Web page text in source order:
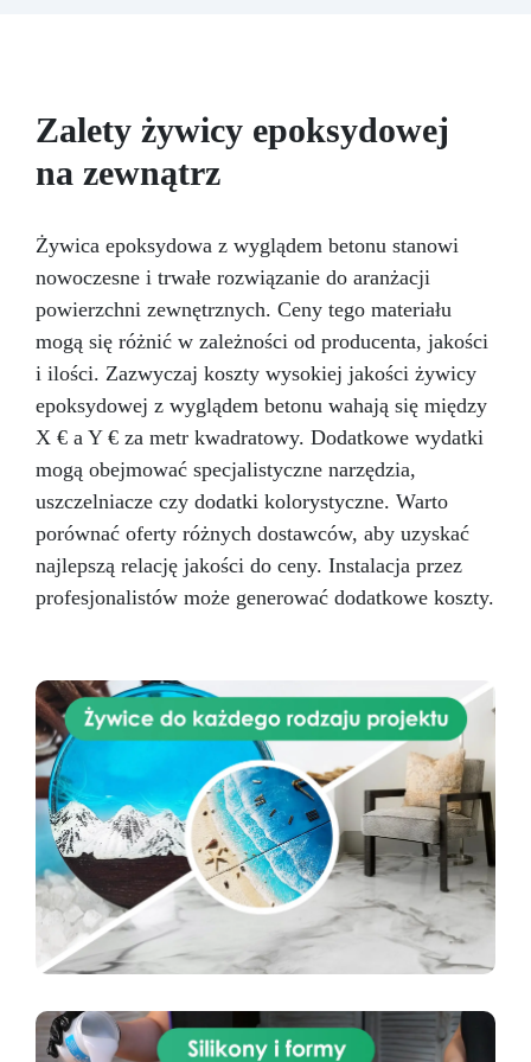
Zalety żywicy epoksydowej
na zewnątrz
Żywica epoksydowa z wyglądem betonu stanowi
nowoczesne i trwałe rozwiązanie do aranżacji
powierzchni zewnętrznych. Ceny tego materiału
mogą się różnić w zależności od producenta, jakości
i ilości. Zazwyczaj koszty wysokiej jakości żywicy
epoksydowej z wyglądem betonu wahają się między
X € a Y € za metr kwadratowy. Dodatkowe wydatki
mogą obejmować specjalistyczne narzędzia,
uszczelniacze czy dodatki kolorystyczne. Warto
porównać oferty różnych dostawców, aby uzyskać
najlepszą relację jakości do ceny. Instalacja przez
profesjonalistów może generować dodatkowe koszty.